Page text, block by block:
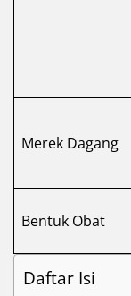
Merek Dagang
Bentuk Obat
Daftar Isi